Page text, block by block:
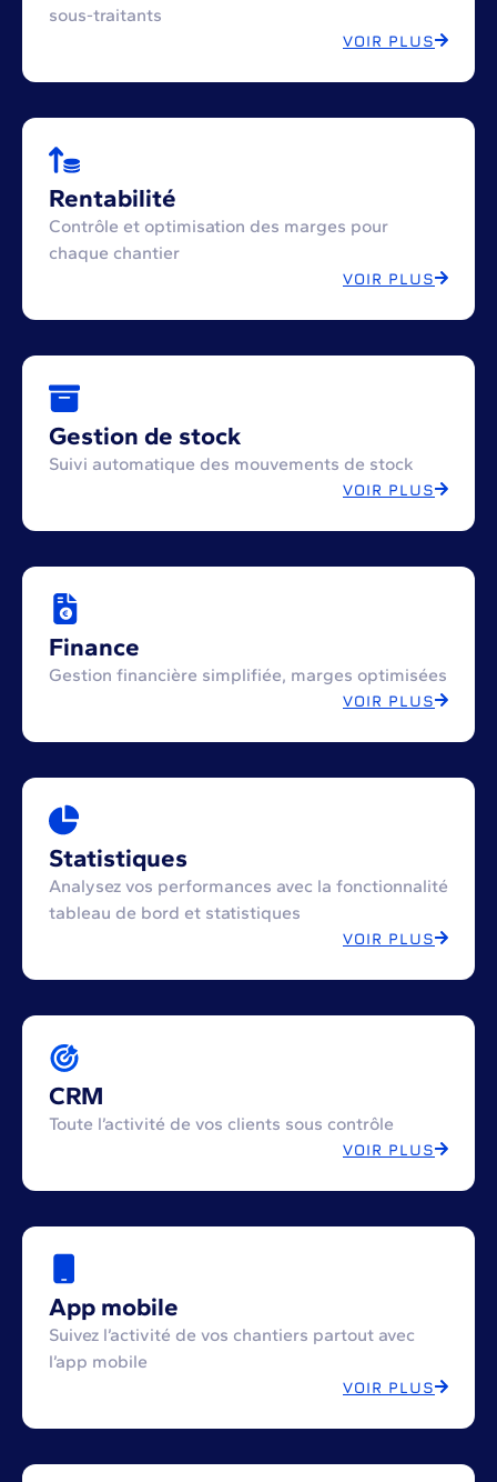
sous-traitants
VOIR PLUS
Rentabilité
Contrôle et optimisation des marges pour
chaque chantier
VOIR PLUS
Gestion de stock
Suivi automatique des mouvements de stock
VOIR PLUS
Finance
Gestion financière simplifiée, marges optimisées
VOIR PLUS
Statistiques
Analysez vos performances avec la fonctionnalité
tableau de bord et statistiques
VOIR PLUS
CRM
Toute l’activité de vos clients sous contrôle
VOIR PLUS
App mobile
Suivez l’activité de vos chantiers partout avec
l’app mobile
VOIR PLUS